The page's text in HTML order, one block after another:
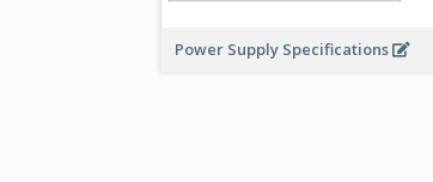
Power Supply Specifications